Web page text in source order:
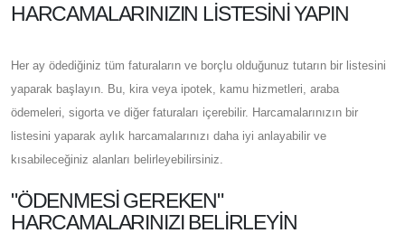
HARCAMALARINIZIN LISTESINI YAPIN
Her ay ödediğiniz tüm faturaların ve borçlu olduğunuz tutarın bir listesini
yaparak başlayın. Bu, kira veya ipotek, kamu hizmetleri, araba
ödemeleri, sigorta ve diğer faturaları içerebilir. Harcamalarınızın bir
listesini yaparak aylık harcamalarınızı daha iyi anlayabilir ve
kısabileceğiniz alanları belirleyebilirsiniz.
"ÖDENMESI GEREKEN"
HARCAMALARINIZI BELIRLEYIN